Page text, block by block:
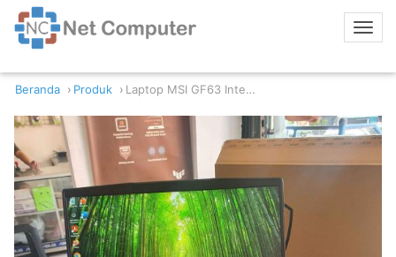
Beranda Produk Laptop MSI GF63 Intel Core i5 11th 8/512 GTX 1650